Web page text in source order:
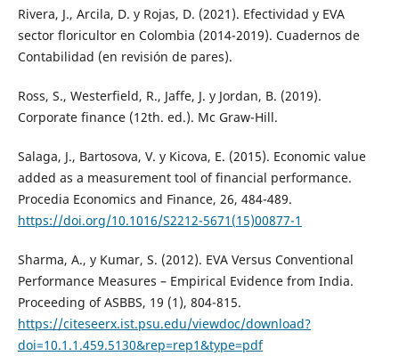
Rivera, J., Arcila, D. y Rojas, D. (2021). Efectividad y EVA
sector floricultor en Colombia (2014-2019). Cuadernos de
Contabilidad (en revisión de pares).
Ross, S., Westerfield, R., Jaffe, J. y Jordan, B. (2019).
Corporate finance (12th. ed.). Mc Graw-Hill.
Salaga, J., Bartosova, V. y Kicova, E. (2015). Economic value
added as a measurement tool of financial performance.
Procedia Economics and Finance, 26, 484-489.
https://doi.org/10.1016/S2212-5671(15)00877-1
Sharma, A., y Kumar, S. (2012). EVA Versus Conventional
Performance Measures – Empirical Evidence from India.
Proceeding of ASBBS, 19 (1), 804-815.
https://citeseerx.ist.psu.edu/viewdoc/download?
doi=10.1.1.459.5130&rep=rep1&type=pdf